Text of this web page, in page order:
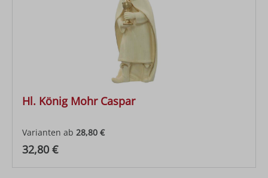
Hl. König Mohr Caspar
Varianten ab 28,80 €
Regulärer Preis:
32,80 €